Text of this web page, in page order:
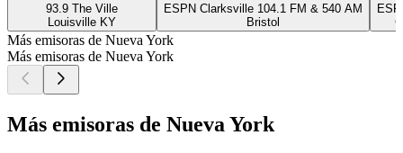
93.9 The Ville
Louisville KY
ESPN Clarksville 104.1 FM & 540 AM
Bristol
Más emisoras de Nueva York
Más emisoras de Nueva York
Más emisoras de Nueva York